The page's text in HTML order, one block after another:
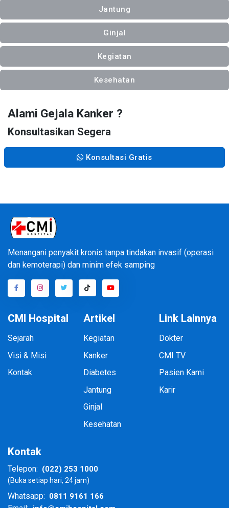
Jantung
Ginjal
Kegiatan
Kesehatan
Alami Gejala Kanker ?
Konsultasikan Segera
Konsultasi Gratis
Menangani penyakit kronis tanpa tindakan invasif (operasi
dan kemoterapi) dan minim efek samping
CMI Hospital
Sejarah
Visi & Misi
Kontak
Artikel
Kegiatan
Kanker
Diabetes
Jantung
Ginjal
Kesehatan
Link Lainnya
Dokter
CMI TV
Pasien Kami
Karir
Kontak
Telepon: (022) 253 1000
(Buka setiap hari, 24 jam)
Whatsapp: 0811 9161 166